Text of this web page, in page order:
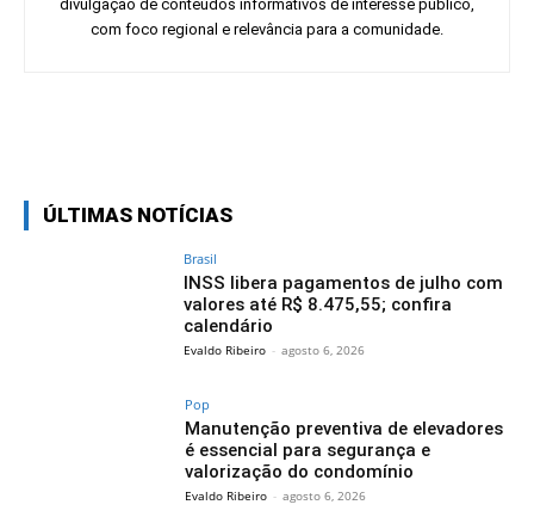
divulgação de conteúdos informativos de interesse público,
com foco regional e relevância para a comunidade.
ÚLTIMAS NOTÍCIAS
Brasil
INSS libera pagamentos de julho com
valores até R$ 8.475,55; confira
calendário
Evaldo Ribeiro - agosto 6, 2026
Pop
Manutenção preventiva de elevadores
é essencial para segurança e
valorização do condomínio
Evaldo Ribeiro - agosto 6, 2026